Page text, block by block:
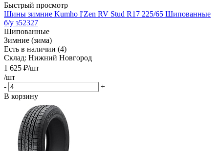
Быстрый просмотр
Шины зимние Kumho I'Zen RV Stud R17 225/65 Шипованные
б/у з52327
Шипованные
Зимние (зима)
Есть в наличии (4)
Склад: Нижний Новгород
1 625 ₽/шт
/шт
-
+
В корзину